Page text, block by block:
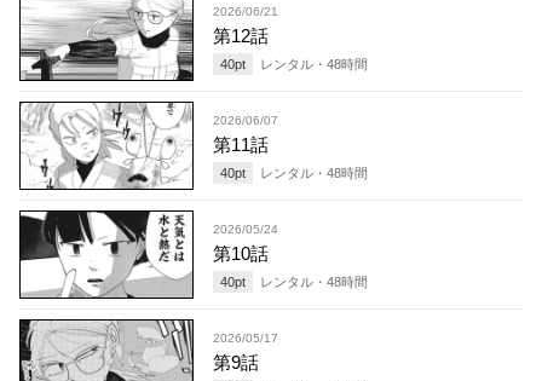
2026/06/21
第12話
40pt レンタル・ 48時間
2026/06/07
第11話
40pt レンタル・ 48時間
2026/05/24
第10話
40pt レンタル・ 48時間
2026/05/17
第9話